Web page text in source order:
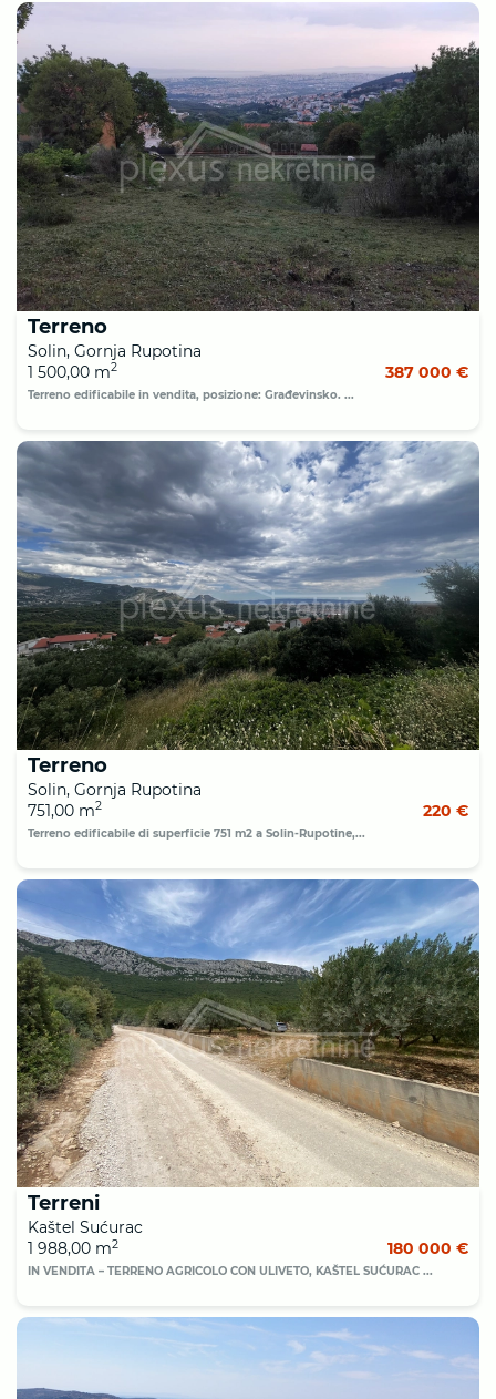
Terreno
Solin, Gornja Rupotina
1 500,00 m2 387 000 €
Terreno edificabile in vendita, posizione: Građevinsko. ...
Terreno
Solin, Gornja Rupotina
751,00 m2 220 €
Terreno edificabile di superficie 751 m2 a Solin-Rupotine,...
Terreni
Kaštel Sućurac
1 988,00 m2 180 000 €
IN VENDITA – TERRENO AGRICOLO CON ULIVETO, KAŠTEL SUĆURAC ...